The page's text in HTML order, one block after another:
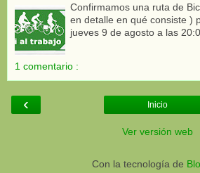
Confirmamos una ruta de
en detalle en qué consiste )
jueves 9 de agosto a las
1 comentario :
‹ Inicio
Ver versión web
Con la tecnología de